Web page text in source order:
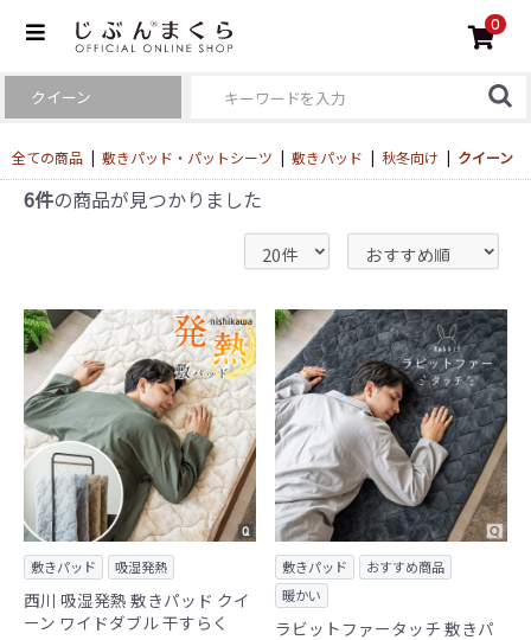
0
全ての商品 | 敷きパッド・パットシーツ | 敷きパッド | 秋冬向け | クイーン
6件の商品が見つかりました
敷きパッド 吸湿発熱
西川 吸湿発熱 敷きパッド クイ
ーン ワイドダブル 干すらく
敷きパッド
おすすめ商品
暖かい
ラビットファータッチ 敷きパ